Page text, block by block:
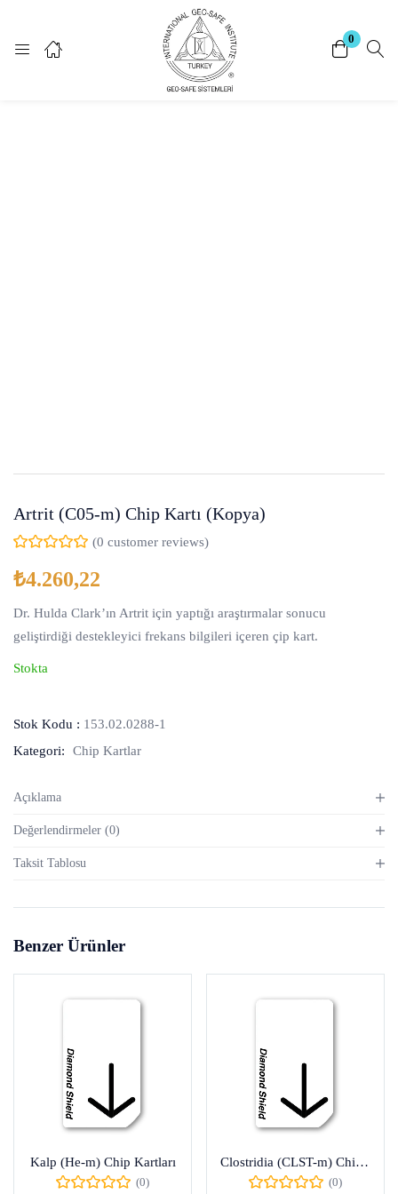
0
Giriş Yap
Artrit (C05-m) Chip Kartı (Kopya)
(0 customer reviews)
₺4.260,22
Dr. Hulda Clark’ın Artrit için yaptığı araştırmalar sonucu
geliştirdiği destekleyici frekans bilgileri içeren çip kart.
Stokta
Stok Kodu : 153.02.0288-1
Kategori:
Chip Kartlar
Açıklama
Değerlendirmeler (0)
Taksit Tablosu
Benzer Ürünler
Kalp (He-m) Chip Kartları
(0)
Clostridia (CLST-m) Chip Kartları
(0)